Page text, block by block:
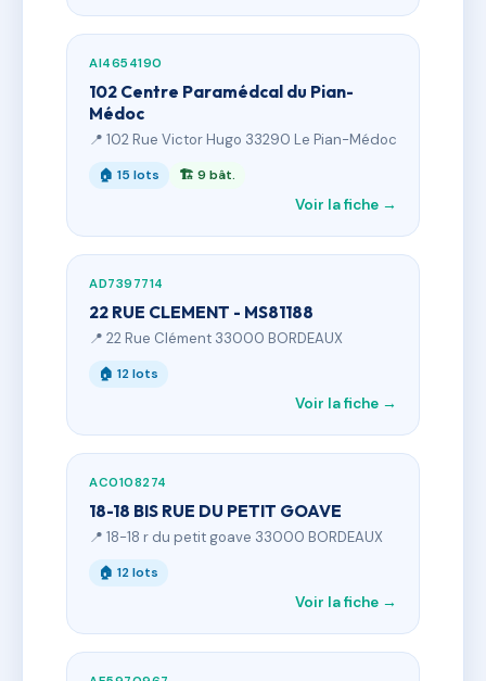
AI4654190
102 Centre Paramédcal du Pian-
Médoc
📍 102 Rue Victor Hugo 33290 Le Pian-Médoc
🏠 15 lots 🏗 9 bât.
Voir la fiche →
AD7397714
22 RUE CLEMENT - MS81188
📍 22 Rue Clément 33000 BORDEAUX
🏠 12 lots
Voir la fiche →
AC0108274
18-18 BIS RUE DU PETIT GOAVE
📍 18-18 r du petit goave 33000 BORDEAUX
🏠 12 lots
Voir la fiche →